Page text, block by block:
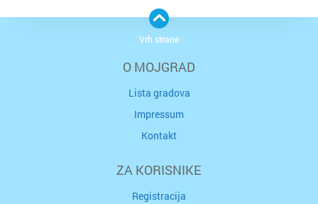
O MOJGRAD
Lista gradova
Impressum
Kontakt
ZA KORISNIKE
Registracija
Vrh strane